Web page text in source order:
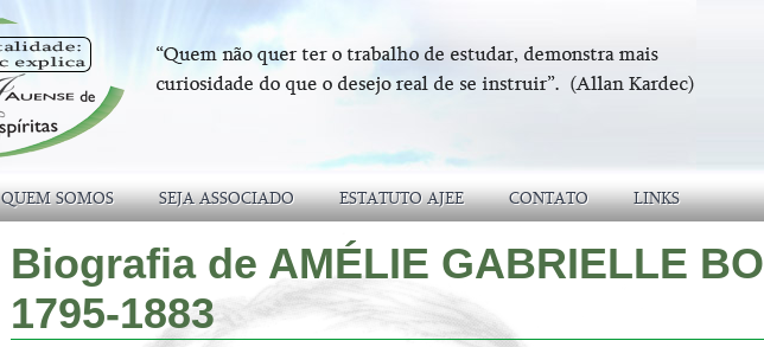
QUEM SOMOS SEJA ASSOCIADO ESTATUTO AJEE CONTATO LINKS
Biografia de AMÉLIE GABRIELLE
1795-1883